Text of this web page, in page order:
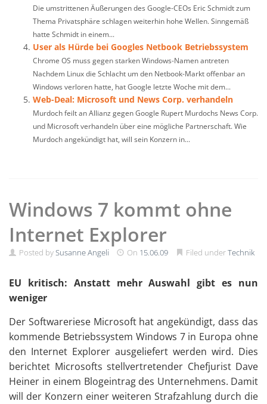
Die umstrittenen Äußerungen des Google-CEOs Eric Schmidt zum
Thema Privatsphäre schlagen weiterhin hohe Wellen. Sinngemäß
hatte Schmidt in einem...
User als Hürde bei Googles Netbook Betriebssystem
Chrome OS muss gegen starken Windows-Namen antreten
Nachdem Linux die Schlacht um den Netbook-Markt offenbar an
Windows verloren hatte, hat Google letzte Woche mit dem...
Web-Deal: Microsoft und News Corp. verhandeln
Murdoch feilt an Allianz gegen Google Rupert Murdochs News Corp.
und Microsoft verhandeln über eine mögliche Partnerschaft. Wie
Murdoch angekündigt hat, will sein Konzern in...
Windows 7 kommt ohne
Internet Explorer
Posted bySusanne Angeli On 15.06.09 Filed underTechnik
EU kritisch: Anstatt mehr Auswahl gibt es nun
weniger
Der Softwareriese Microsoft hat angekündigt, dass das
kommende Betriebssystem Windows 7 in Europa ohne
den Internet Explorer ausgeliefert werden wird. Dies
berichtet Microsofts stellvertretender Chefjurist Dave
Heiner in einem Blogeintrag des Unternehmens. Damit
will der Konzern einer weiteren Strafzahlung durch die